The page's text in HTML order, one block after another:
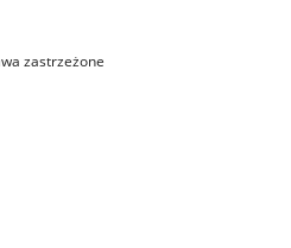
zastrzeżone